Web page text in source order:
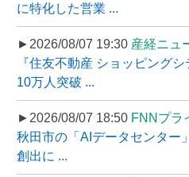
に特化した営業 ...
►2026/08/07 19:30 産経ニュ
『住友不動産 ショッピング
10万人突破 ...
►2026/08/07 18:50 FNNプラ
秋田市の「AIデータセンター
創出に ...